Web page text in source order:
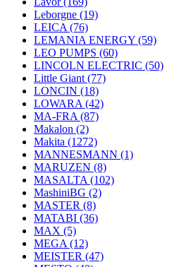
Leborgne (19)
LEICA (76)
LEMANIA ENERGY (59)
LEO PUMPS (60)
LINCOLN ELECTRIC (50)
Little Giant (77)
LONCIN (18)
LOWARA (42)
MA-FRA (87)
Makalon (2)
Makita (1272)
MANNESMANN (1)
MARUZEN (8)
MASALTA (102)
MashiniBG (2)
MASTER (8)
MATABI (36)
MAX (5)
MEGA (12)
MEISTER (47)